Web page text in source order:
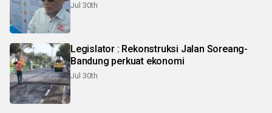
Jul 30th
Legislator : Rekonstruksi Jalan Soreang-
Bandung perkuat ekonomi
Jul 30th